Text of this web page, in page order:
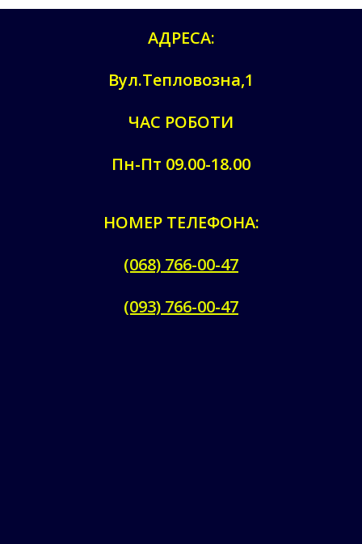
АДРЕСА:
Вул.Тепловозна,1
ЧАС РОБОТИ
Пн-Пт 09.00-18.00
НОМЕР ТЕЛЕФОНА:
(068) 766-00-47
(093) 766-00-47